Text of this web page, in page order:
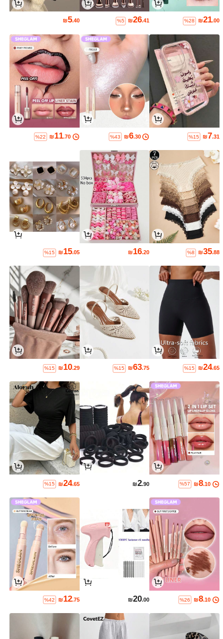
₪21.00
%28
₪26.41
%5
₪5.40
₪7.31
%15
₪6.30
%43
₪11.70
%22
₪35.88
%8
₪16.20
₪15.05
%15
₪24.65
%15
₪63.75
%15
₪10.29
%15
₪8.10
%57
₪2.90
₪24.65
%15
₪8.10
%26
₪20.00
₪12.75
%42